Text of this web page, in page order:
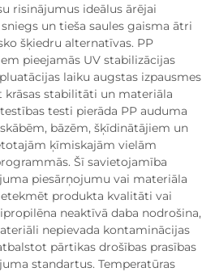
risinājumus ideālus ārējai
un tieša saules gaisma ātri
šķiedru alternatīvas. PP
pieejamās UV stabilizācijas
laiku augstas izpausmes
krāsas stabilitāti un materiāla
testi pierāda PP auduma
bāzēm, šķīdinātājiem un
ķīmiskajām vielām
Šī savietojamība
piesārņojumu vai materiāla
produkta kvalitāti vai
neaktīvā daba nodrošina,
nepievada kontaminācijas
pārtikas drošības prasības
standartus. Temperatūras